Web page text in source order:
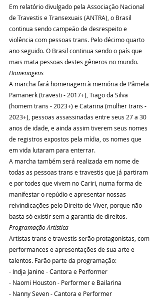
Em relatório divulgado pela Associação Nacional
de Travestis e Transexuais (ANTRA), o Brasil
continua sendo campeão de desrespeito e
violência com pessoas trans. Pelo décimo quarto
ano seguido. O Brasil continua sendo o país que
mais mata pessoas destes gêneros no mundo.
Homenagens
A marcha fará homenagem à memória de Pâmela
Pamanerk (travesti - 2017+), Tiago da Silva
(homem trans - 2023+) e Catarina (mulher trans -
2023+), pessoas assassinadas entre seus 27 a 30
anos de idade, e ainda assim tiverem seus nomes
de registros expostos pela mídia, os nomes que
em vida lutaram para enterrar.
A marcha também será realizada em nome de
todas as pessoas trans e travestis que já partiram
e por todes que vivem no Cariri, numa forma de
manifestar o repúdio e apresentar nossas
reivindicações pelo Direito de Viver, porque não
basta só existir sem a garantia de direitos.
Programação Artística
Artistas trans e travestis serão protagonistas, com
performances e apresentações de sua arte e
talentos. Farão parte da programação:
- Indja Janine - Cantora e Performer
- Naomi Houston - Performer e Bailarina
- Nanny Seven - Cantora e Performer